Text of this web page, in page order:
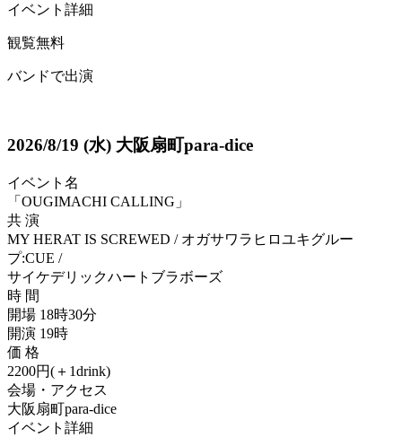
イベント詳細
観覧無料
バンドで出演
2026/8/19 (水) 大阪扇町para-dice
イベント名
「OUGIMACHI CALLING」
共 演
MY HERAT IS SCREWED / オガサワラヒロユキグルー
プ:CUE /
サイケデリックハートブラボーズ
時 間
開場 18時30分
開演 19時
価 格
2200円(＋1drink)
会場・アクセス
大阪扇町para-dice
イベント詳細